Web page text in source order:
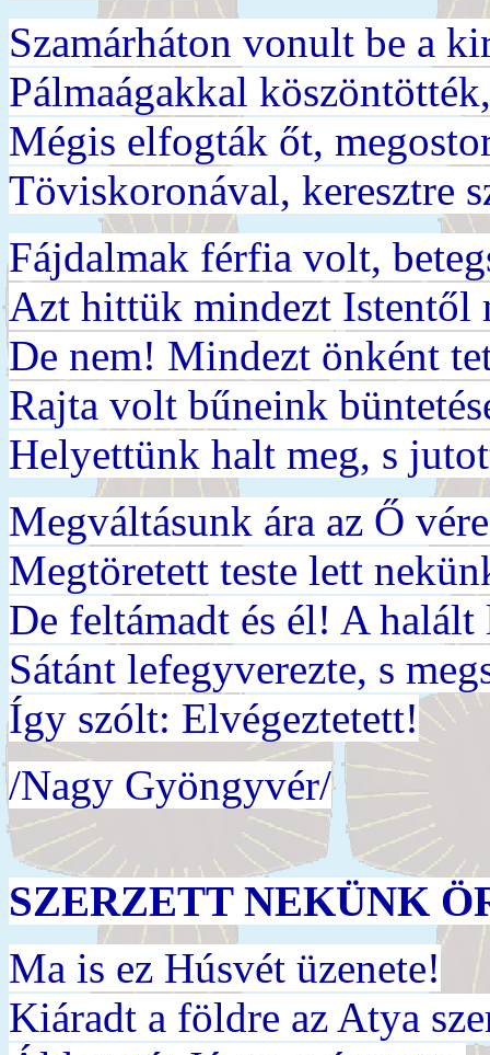
Szamárháton vonult be a
Pálmaágakkal
Mégis elfogták őt,
Töviskoronával, keresztre
Fájdalmak férfia volt,
Azt hittük mindezt Istentől
De nem! Mindezt önként
Rajta volt bűneink
Helyettünk halt meg, s
Megváltásunk ára az Ő
Megtöretett teste lett
De feltámadt és él! A
Sátánt lefegyverezte, s
Így szólt: Elvégeztetett!
/Nagy Gyöngyvér/
SZERZETT NEKÜNK
Ma is ez Húsvét üzenete!
Kiáradt a földre az Atya